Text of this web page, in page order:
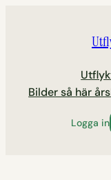
Bilder så här års
Logga in